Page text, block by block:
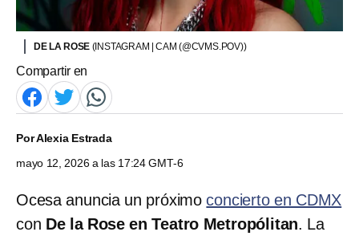
DE LA ROSE (INSTAGRAM | CAM (@CVMS.POV))
Compartir en
PorAlexia Estrada
mayo 12, 2026 a las 17:24 GMT-6
Ocesa anuncia un próximoconcierto en CDMX
con De la Rose en Teatro Metropólitan. La